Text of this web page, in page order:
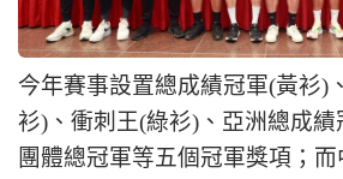
今年賽事設置總成績冠軍(黃衫)
衫)、衝刺王(綠衫)、亞洲總成績
團體總冠軍等五個冠軍獎項；